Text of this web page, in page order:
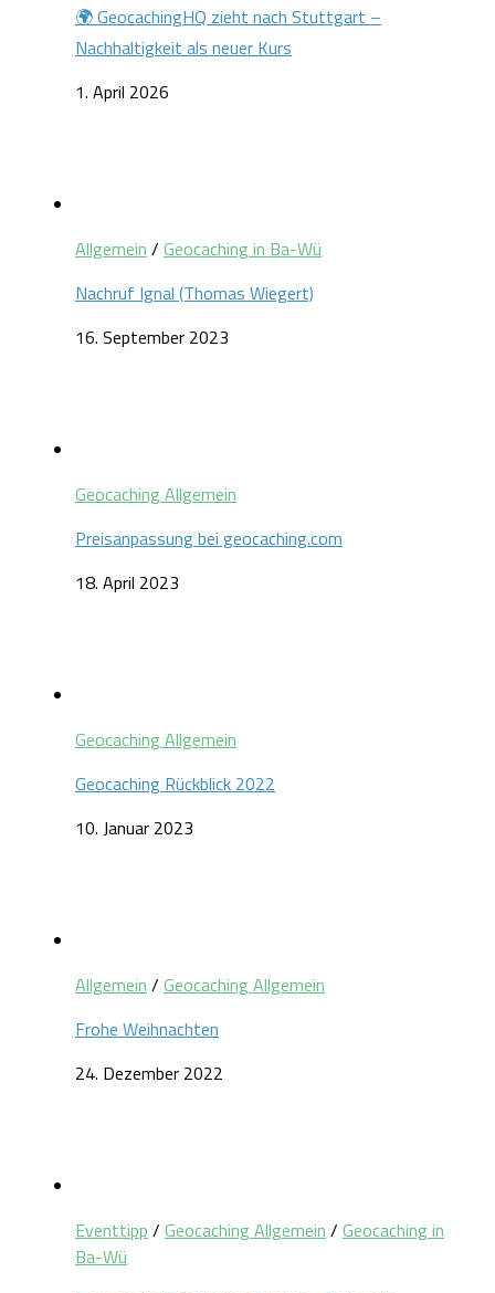
🌍 GeocachingHQ zieht nach Stuttgart –
Nachhaltigkeit als neuer Kurs
1. April 2026
Allgemein / Geocaching in Ba-Wü
Nachruf Ignal (Thomas Wiegert)
16. September 2023
Geocaching Allgemein
Preisanpassung bei geocaching.com
18. April 2023
Geocaching Allgemein
Geocaching Rückblick 2022
10. Januar 2023
Allgemein / Geocaching Allgemein
Frohe Weihnachten
24. Dezember 2022
Eventtipp / Geocaching Allgemein / Geocaching in
Ba-Wü